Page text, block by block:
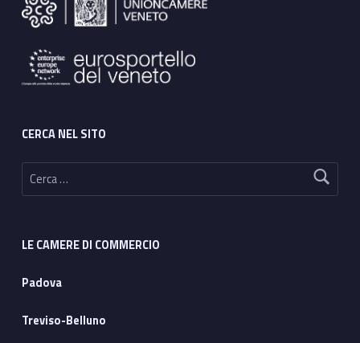
CERCA NEL SITO
Ricerca per:
LE CAMERE DI COMMERCIO
Padova
Treviso-Belluno